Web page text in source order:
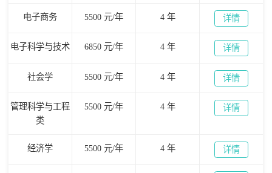
电子商务 5500 元/年 4 年 详情
电子科学与技术 6850 元/年 4 年 详情
社会学 5500 元/年 4 年 详情
管理科学与工程
类
5500 元/年 4 年 详情
经济学 5500 元/年 4 年 详情